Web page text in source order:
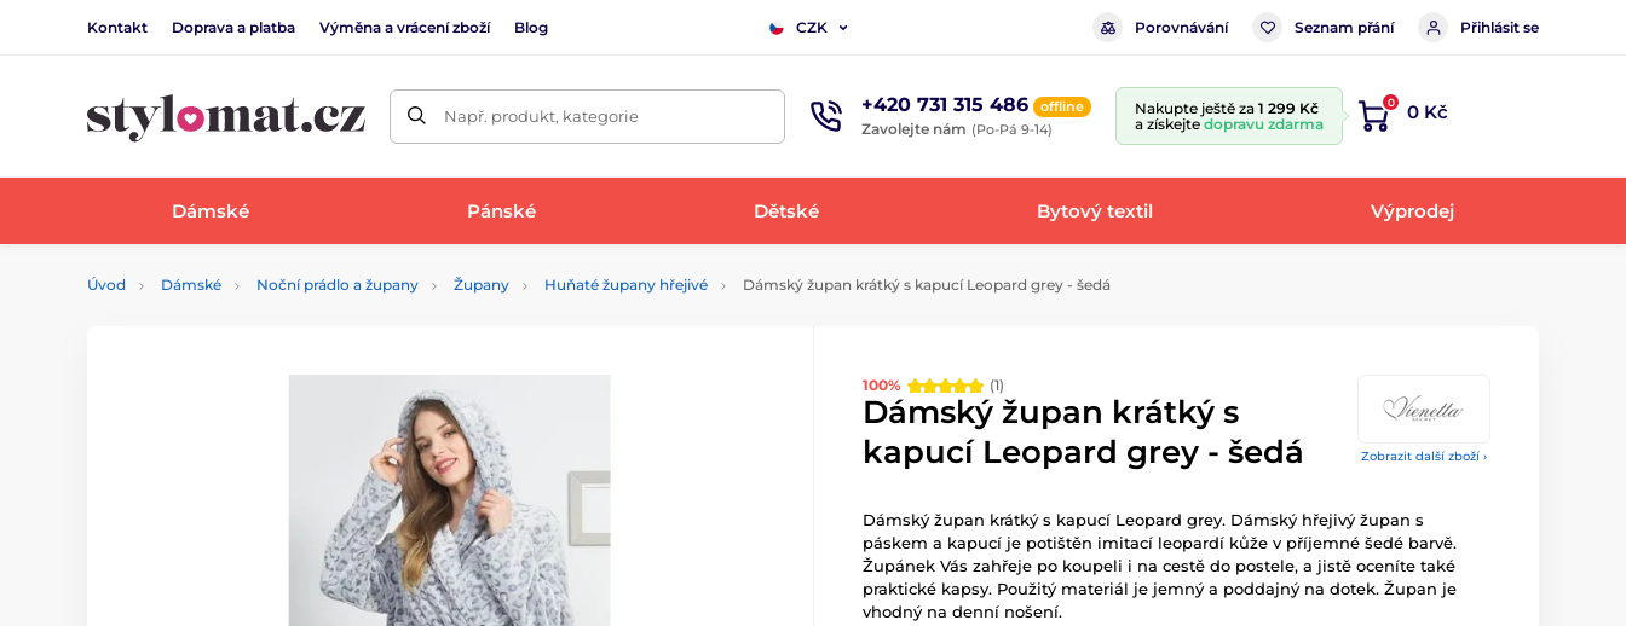
Kontakt Doprava a platba Výměna a vrácení zboží Blog CZK Porovnávání Seznam přání Přihlásit se
Např. produkt, kategorie +420 731 315 486 offline
Zavolejte nám (Po-Pá 9-14)
Nakupte ještě za 1 299 Kč
a získejte dopravu zdarma
0 0 Kč
Dámské Pánské Dětské Bytový textil Výprodej
Úvod Dámské Noční prádlo a župany Župany Huňaté župany hřejivé Dámský župan krátký s kapucí Leopard grey - šedá
100% (1)
Zobrazit další zboží ›
Dámský župan krátký s
kapucí Leopard grey - šedá
Dámský župan krátký s kapucí Leopard grey. Dámský hřejivý župan s
páskem a kapucí je potištěn imitací leopardí kůže v příjemné šedé barvě.
Župánek Vás zahřeje po koupeli i na cestě do postele, a jistě oceníte také
praktické kapsy. Použitý materiál je jemný a poddajný na dotek. Župan je
vhodný na denní nošení.